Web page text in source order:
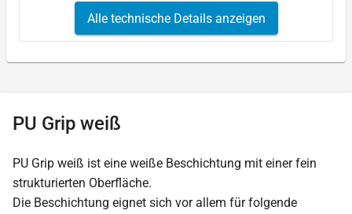
Alle technische Details anzeigen
PU Grip weiß
PU Grip weiß ist eine weiße Beschichtung mit einer fein
strukturierten Oberfläche.
Die Beschichtung eignet sich vor allem für folgende